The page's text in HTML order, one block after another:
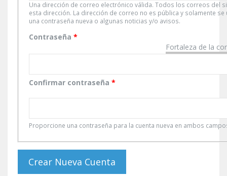
Una dirección de correo electrónico válida. Todos los correos del
esta dirección. La dirección de correo no es pública y solamente se
una contraseña nueva o algunas noticias y/o avisos.
Fortaleza de la
Contraseña *
Confirmar contraseña *
Proporcione una contraseña para la cuenta nueva en ambos